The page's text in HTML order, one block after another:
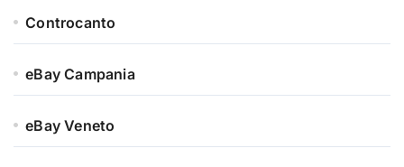
Controcanto
eBay Campania
eBay Veneto